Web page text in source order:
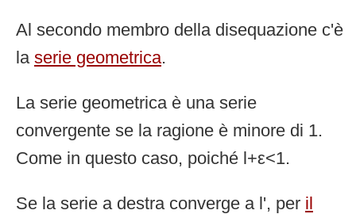
Al secondo membro della disequazione c'è
la serie geometrica.
La serie geometrica è una serie
convergente se la ragione è minore di 1.
Come in questo caso, poiché l+ε<1.
Se la serie a destra converge a l', per il